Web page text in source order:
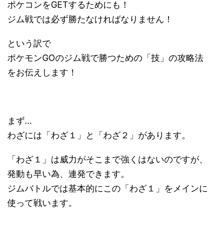
ポケコンをGETするためにも！
ジム戦では必ず勝たなければなりません！
という訳で
ポケモンGOのジム戦で勝つための「技」の攻略法
をお伝えします！
まず…
わざには「わざ１」と「わざ２」があります。
「わざ１」は威力がそこまで強くはないのですが、
発動も早い為、連発できます。
ジムバトルでは基本的にこの「わざ１」をメインに
使って戦います。